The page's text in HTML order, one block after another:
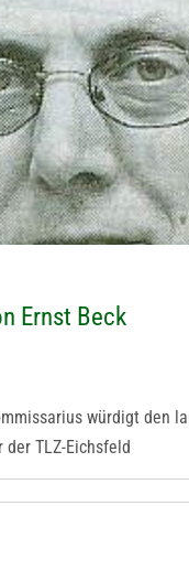
Ernst Beck
würdigt den
TLZ-Eichsfeld